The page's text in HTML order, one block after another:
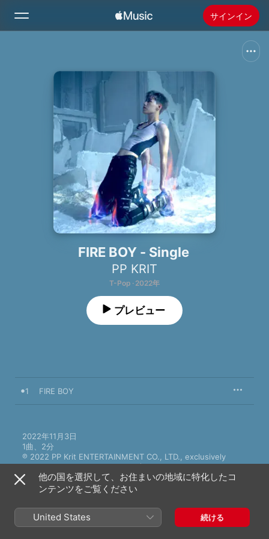
サインイン
新着おすすめ
ラジオ
Apple Musicをインストール
FIRE BOY - Single
PP KRIT
T-Pop · 2022年
プレビュー
1 FIRE BOY
2022年11月3日
1曲、2分
℗ 2022 PP Krit ENTERTAINMENT CO., LTD., exclusively
distributed by Universal Music (Thailand) Ltd.
他の国を選択して、お住まいの地域に特化したコ
ンテンツをご覧ください
United States 続ける